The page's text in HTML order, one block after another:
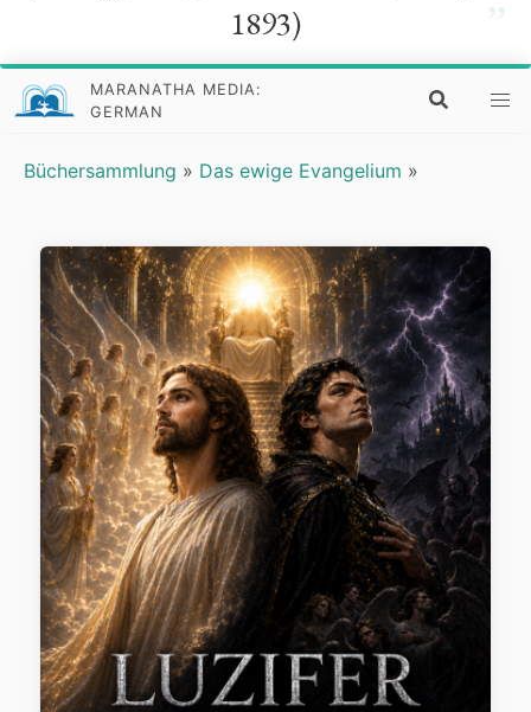
1893)
MARANATHA MEDIA:
GERMAN
Büchersammlung » Das ewige Evangelium »